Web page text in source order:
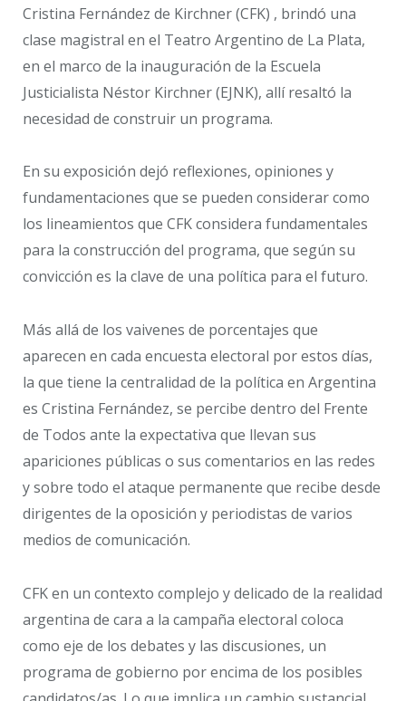
Cristina Fernández de Kirchner (CFK) , brindó una
clase magistral en el Teatro Argentino de La Plata,
en el marco de la inauguración de la Escuela
Justicialista Néstor Kirchner (EJNK), allí resaltó la
necesidad de construir un programa.
En su exposición dejó reflexiones, opiniones y
fundamentaciones que se pueden considerar como
los lineamientos que CFK considera fundamentales
para la construcción del programa, que según su
convicción es la clave de una política para el futuro.
Más allá de los vaivenes de porcentajes que
aparecen en cada encuesta electoral por estos días,
la que tiene la centralidad de la política en Argentina
es Cristina Fernández, se percibe dentro del Frente
de Todos ante la expectativa que llevan sus
apariciones públicas o sus comentarios en las redes
y sobre todo el ataque permanente que recibe desde
dirigentes de la oposición y periodistas de varios
medios de comunicación.
CFK en un contexto complejo y delicado de la realidad
argentina de cara a la campaña electoral coloca
como eje de los debates y las discusiones, un
programa de gobierno por encima de los posibles